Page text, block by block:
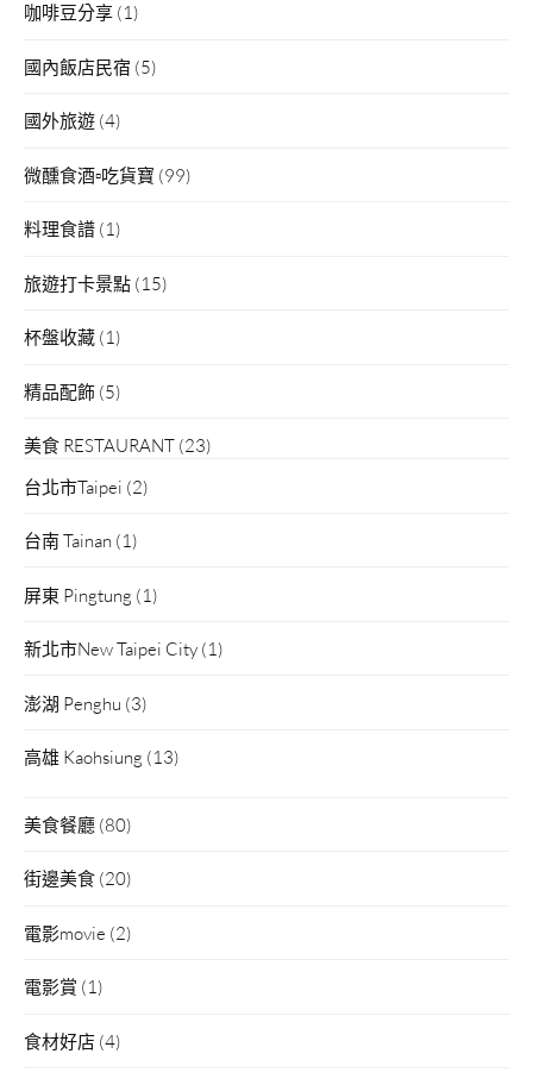
咖啡豆分享 (1)
國內飯店民宿 (5)
國外旅遊 (4)
微醺食酒▫吃貨寶 (99)
料理食譜 (1)
旅遊打卡景點 (15)
杯盤收藏 (1)
精品配飾 (5)
美食 RESTAURANT (23)
台北市Taipei (2)
台南 Tainan (1)
屏東 Pingtung (1)
新北市New Taipei City (1)
澎湖 Penghu (3)
高雄 Kaohsiung (13)
美食餐廳 (80)
街邊美食 (20)
電影movie (2)
電影賞 (1)
食材好店 (4)